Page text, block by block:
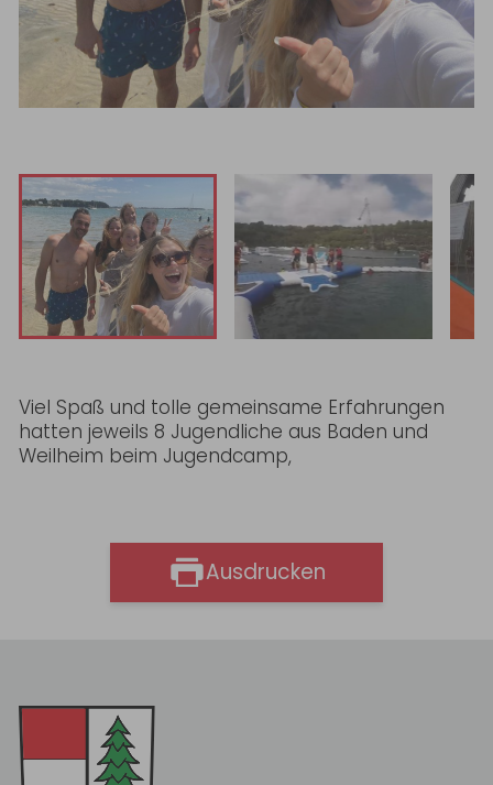
Viel Spaß und tolle gemeinsame Erfahrungen
hatten jeweils 8 Jugendliche aus Baden und
Weilheim beim Jugendcamp,
Ausdrucken